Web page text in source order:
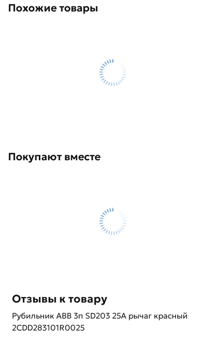
Похожие товары
Покупают вместе
Отзывы к товару
Рубильник ABB 3п SD203 25A рычаг красный
2CDD283101R0025